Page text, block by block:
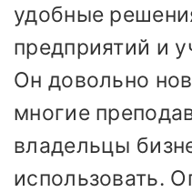
удобные
предприятий и
Он довольно
многие
владельцы
использовать.